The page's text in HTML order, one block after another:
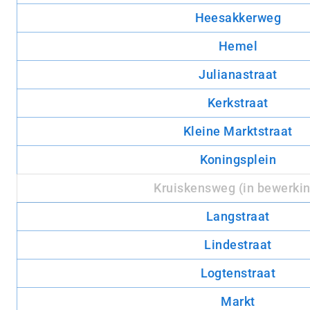
Heesakkerweg
Hemel
Julianastraat
Kerkstraat
Kleine Marktstraat
Koningsplein
Kruiskensweg (in
Langstraat
Lindestraat
Logtenstraat
Markt